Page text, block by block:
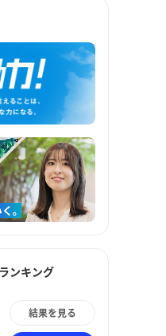
ンキング
結果を見る